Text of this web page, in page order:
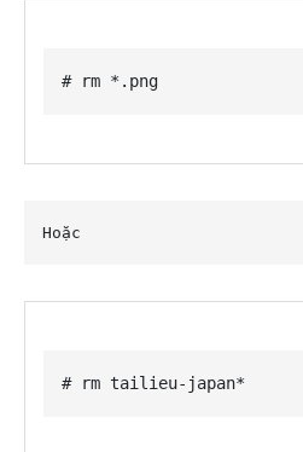
# rm *.png
Hoặc
# rm tailieu-japan*